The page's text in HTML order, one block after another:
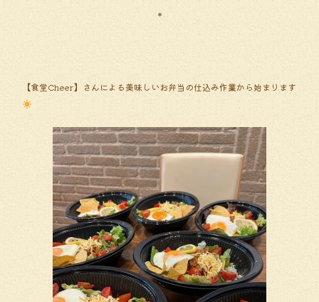
＊
【食堂Cheer】さんによる美味しいお弁当の仕込み作業から始まります